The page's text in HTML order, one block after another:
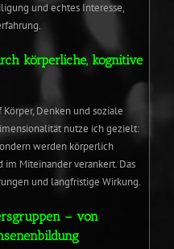
und echtes Interesse,
körperliche, kognitive
Denken und soziale
nutze ich gezielt:
werden körperlich
im Miteinander verankert. Das
und langfristige Wirkung.
– von